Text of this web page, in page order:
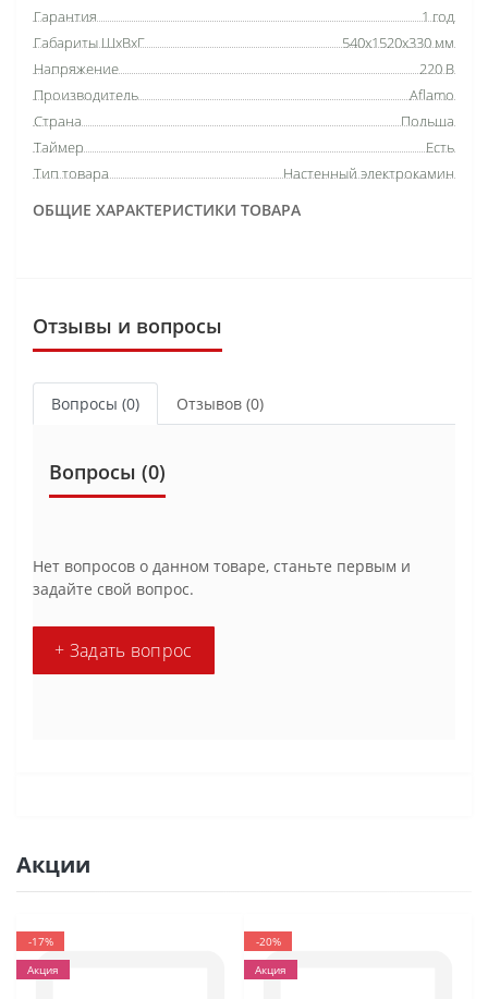
ОБЩИЕ ХАРАКТЕРИСТИКИ ТОВАРА
Гарантия
1 год
Габариты ШхВхГ
540х1520х330 мм
Напряжение
220 В
Производитель
Aflamo
Страна
Польша
Таймер
Есть
Тип товара
Настенный электрокамин
Отзывы и вопросы
Вопросы (0) Отзывов (0)
Вопросы (0)
Нет вопросов о данном товаре, станьте первым и
задайте свой вопрос.
+ Задать вопрос
Акции
-17%
Акция
-20%
Акция